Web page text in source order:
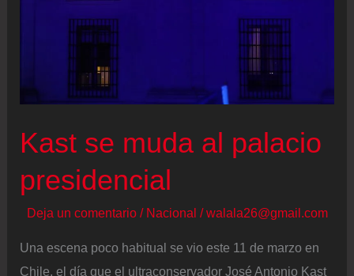
Kast se muda al palacio
presidencial
Deja un comentario / Nacional /walala26@gmail.com
Una escena poco habitual se vio este 11 de marzo en
Chile, el día que el ultraconservador José Antonio Kast